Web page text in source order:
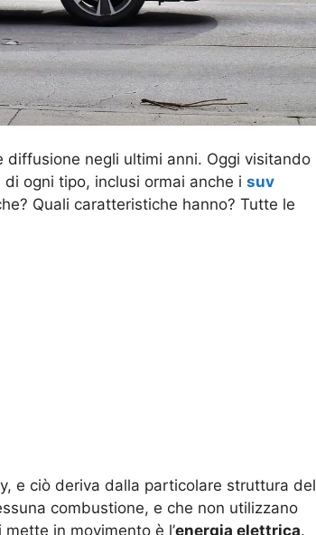
negli ultimi anni. Oggi visitando
ogni tipo, inclusi ormai anche i suv
Quali caratteristiche hanno? Tutte le
e ciò deriva dalla particolare struttura del
combustione, e che non utilizzano
in movimento è l’energia elettrica.